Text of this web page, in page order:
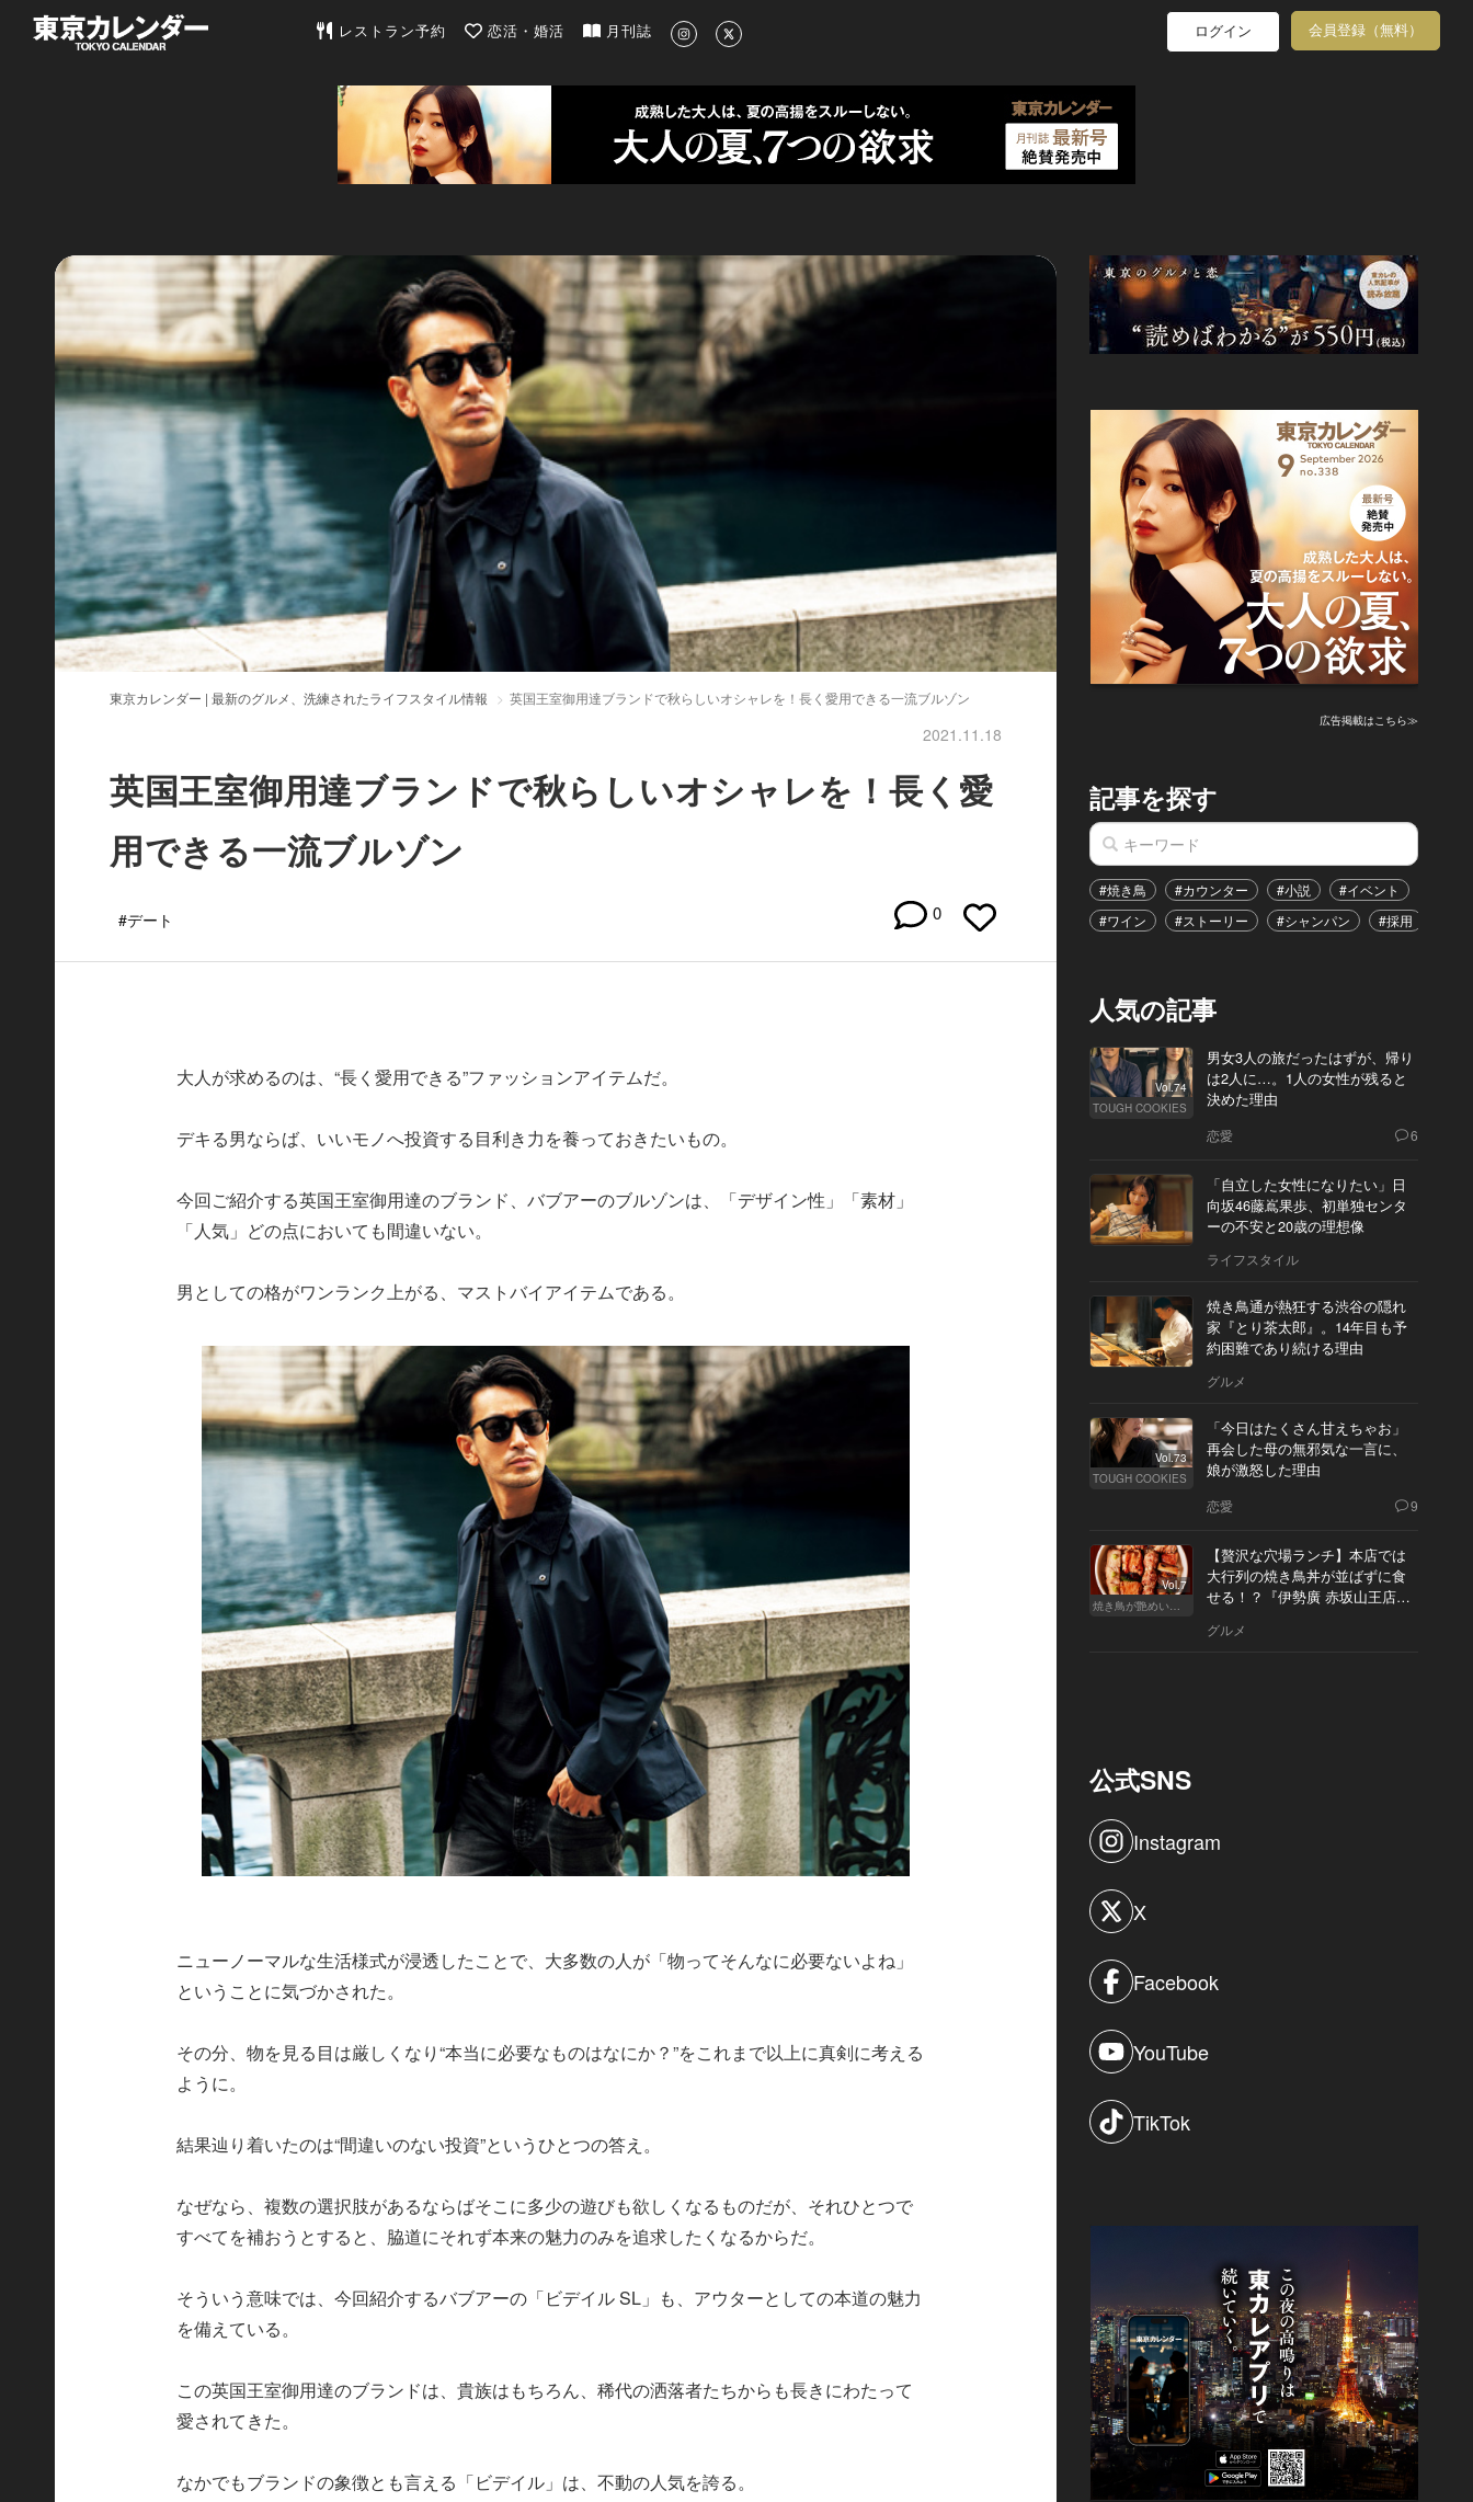
東京カレンダー | 最新のグルメ、洗練されたライフスタイル情報
レストラン予約 恋活・婚活 月刊誌 ログイン 会員登録（無料）
東京カレンダー | 最新のグルメ、洗練されたライフスタイル情報 英国王室御用達ブランドで秋らしいオシャレを！長く愛用できる一流ブルゾン
2021.11.18
英国王室御用達ブランドで秋らしいオシャレを！長く愛
用できる一流ブルゾン
#デート 0
大人が求めるのは、“長く愛用できる”ファッションアイテムだ。
デキる男ならば、いいモノへ投資する目利き力を養っておきたいもの。
今回ご紹介する英国王室御用達のブランド、バブアーのブルゾンは、「デザイン性」「素材」
「人気」どの点においても間違いない。
男としての格がワンランク上がる、マストバイアイテムである。
ニューノーマルな生活様式が浸透したことで、大多数の人が「物ってそんなに必要ないよね」
ということに気づかされた。
その分、物を見る目は厳しくなり“本当に必要なものはなにか？”をこれまで以上に真剣に考える
ように。
結果辿り着いたのは“間違いのない投資”というひとつの答え。
なぜなら、複数の選択肢があるならばそこに多少の遊びも欲しくなるものだが、それひとつで
すべてを補おうとすると、脇道にそれず本来の魅力のみを追求したくなるからだ。
そういう意味では、今回紹介するバブアーの「ビデイル SL」も、アウターとしての本道の魅力
を備えている。
この英国王室御用達のブランドは、貴族はもちろん、稀代の洒落者たちからも長きにわたって
愛されてきた。
なかでもブランドの象徴とも言える「ビデイル」は、不動の人気を誇る。
広告掲載はこちら≫
記事を探す
#焼き鳥 #カウンター #小説 #イベント
#ワイン
#ストーリー #シャンパン #採用
人気の記事
Vol.74
TOUGH COOKIES
男女3人の旅だったはずが、帰り
は2人に…。1人の女性が残ると
決めた理由
恋愛 6
「自立した女性になりたい」日
向坂46藤嶌果歩、初単独センタ
ーの不安と20歳の理想像
ライフスタイル
焼き鳥通が熱狂する渋谷の隠れ
家『とり茶太郎』。14年目も予
約困難であり続ける理由
グルメ
Vol.73
TOUGH COOKIES
「今日はたくさん甘えちゃお」
再会した母の無邪気な一言に、
娘が激怒した理由
恋愛 9
Vol.7
焼き鳥が艶めいてきた
【贅沢な穴場ランチ】本店では
大行列の焼き鳥丼が並ばずに食
せる！？『伊勢廣 赤坂山王店』
グルメ
公式SNS
Instagram
X
Facebook
YouTube
TikTok